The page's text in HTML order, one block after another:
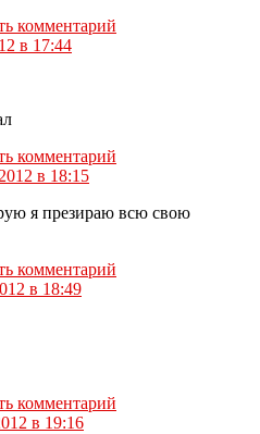
комментарий
в 17:44
комментарий
в 18:15
я презираю всю свою
комментарий
в 18:49
комментарий
в 19:16